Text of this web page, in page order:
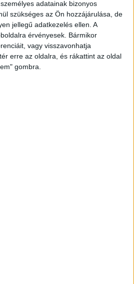
adatainak bizonyos
szükséges az Ön hozzájárulása, de
jellegű adatkezelés ellen. A
érvényesek. Bármikor
vagy visszavonhatja
erre az oldalra, és rákattint az oldal
gombra.
épp ezért szégyellném magam,
Drága emberek szeretnélek nem
hagyni Titeket!"
meg mielőbb, mert talán
szükség ebben az